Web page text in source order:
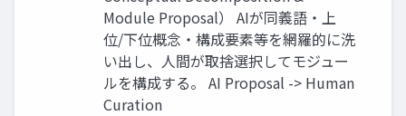
Module Proposal） AIが同義語・上
位/下位概念・構成要素等を網羅的に洗
い出し、人間が取捨選択してモジュー
ルを構成する。 AI Proposal -> Human
Curation